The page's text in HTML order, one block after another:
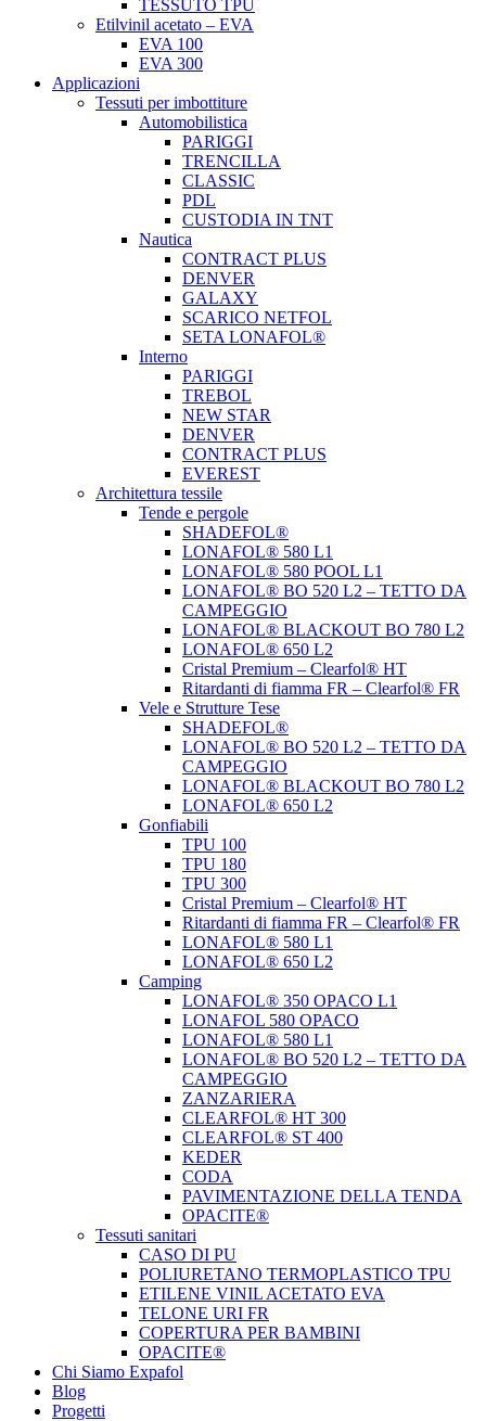
TESSUTO TPU
Etilvinil acetato – EVA
EVA 100
EVA 300
Applicazioni
Tessuti per imbottiture
Automobilistica
PARIGGI
TRENCILLA
CLASSIC
PDL
CUSTODIA IN TNT
Nautica
CONTRACT PLUS
DENVER
GALAXY
SCARICO NETFOL
SETA LONAFOL®
Interno
PARIGGI
TREBOL
NEW STAR
DENVER
CONTRACT PLUS
EVEREST
Architettura tessile
Tende e pergole
SHADEFOL®
LONAFOL® 580 L1
LONAFOL® 580 POOL L1
LONAFOL® BO 520 L2 – TETTO DA
CAMPEGGIO
LONAFOL® BLACKOUT BO 780 L2
LONAFOL® 650 L2
Cristal Premium – Clearfol® HT
Ritardanti di fiamma FR – Clearfol® FR
Vele e Strutture Tese
SHADEFOL®
LONAFOL® BO 520 L2 – TETTO DA
CAMPEGGIO
LONAFOL® BLACKOUT BO 780 L2
LONAFOL® 650 L2
Gonfiabili
TPU 100
TPU 180
TPU 300
Cristal Premium – Clearfol® HT
Ritardanti di fiamma FR – Clearfol® FR
LONAFOL® 580 L1
LONAFOL® 650 L2
Camping
LONAFOL® 350 OPACO L1
LONAFOL 580 OPACO
LONAFOL® 580 L1
LONAFOL® BO 520 L2 – TETTO DA
CAMPEGGIO
ZANZARIERA
CLEARFOL® HT 300
CLEARFOL® ST 400
KEDER
CODA
PAVIMENTAZIONE DELLA TENDA
OPACITE®
Tessuti sanitari
CASO DI PU
POLIURETANO TERMOPLASTICO TPU
ETILENE VINIL ACETATO EVA
TELONE URI FR
COPERTURA PER BAMBINI
OPACITE®
Chi Siamo Expafol
Blog
Progetti